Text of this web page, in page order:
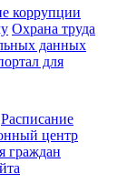
коррупции
Охрана труда
данных
для
Расписание
центр
граждан